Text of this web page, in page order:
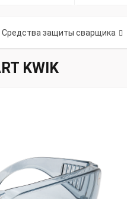
Средства защиты сварщика
KWIK